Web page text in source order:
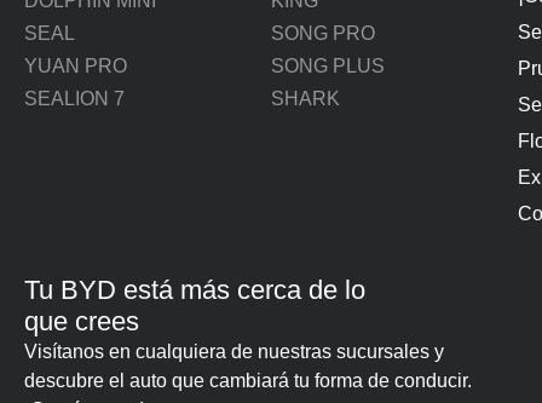
SEAL
YUAN PRO
SEALION 7
SONG PRO
SONG PLUS
SHARK
Tu BYD está más cerca de lo
que crees
Visítanos en cualquiera de nuestras sucursales y
descubre el auto que cambiará tu forma de conducir.